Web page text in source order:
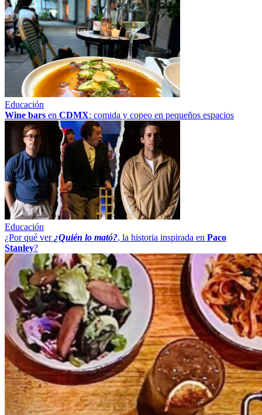
Educación
Wine bars en CDMX: comida y copeo en pequeños espacios
Educación
¿Por qué ver ¿Quién lo mató?, la historia inspirada en Paco
Stanley?